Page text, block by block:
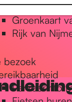
in
Groenkaart
Rijk van
bezoek